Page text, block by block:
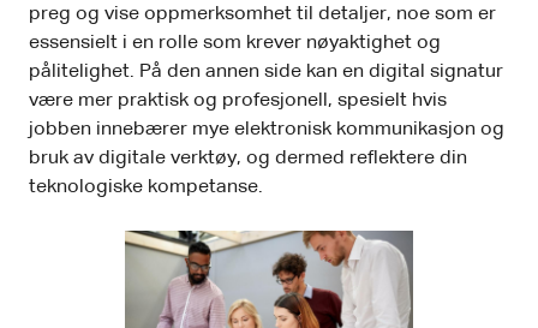
preg og vise oppmerksomhet til detaljer, noe som er
essensielt i en rolle som krever nøyaktighet og
pålitelighet. På den annen side kan en digital signatur
være mer praktisk og profesjonell, spesielt hvis
jobben innebærer mye elektronisk kommunikasjon og
bruk av digitale verktøy, og dermed reflektere din
teknologiske kompetanse.